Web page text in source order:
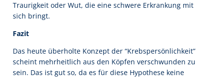
Traurigkeit oder Wut, die eine schwere Erkrankung mit
sich bringt.
Fazit
Das heute überholte Konzept der “Krebspersönlichkeit”
scheint mehrheitlich aus den Köpfen verschwunden zu
sein. Das ist gut so, da es für diese Hypothese keine